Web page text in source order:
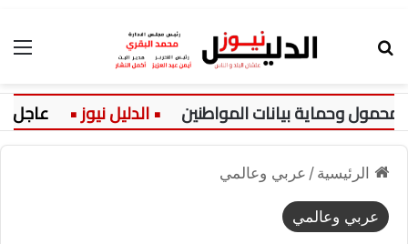
وحماية بيانات المواطنين عاجل:
الرئيسية / عربي وعالمي
عربي وعالمي